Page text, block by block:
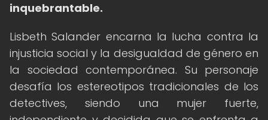
inquebrantable.
Lisbeth Salander encarna la lucha contra la
injusticia social y la desigualdad de género en
la sociedad contemporánea. Su personaje
desafía los estereotipos tradicionales de los
detectives, siendo una mujer fuerte,